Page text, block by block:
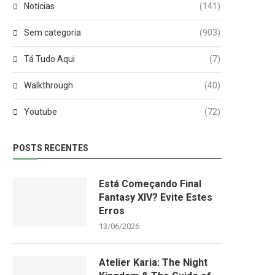
Notícias (141)
Sem categoria (903)
Tá Tudo Aqui (7)
Walkthrough (40)
Youtube (72)
POSTS RECENTES
Está Começando Final
Fantasy XIV? Evite Estes
Erros
13/06/2026
Atelier Karia: The Night